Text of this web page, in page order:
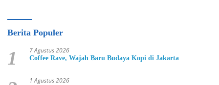
Berita Populer
1 7 Agustus 2026
Coffee Rave, Wajah Baru Budaya Kopi di Jakarta
1 Agustus 2026